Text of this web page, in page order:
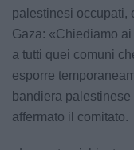
palestinesi occupati,
Gaza: «Chiediamo
a tutti quei comuni
esporre
bandiera
affermato il comitato.